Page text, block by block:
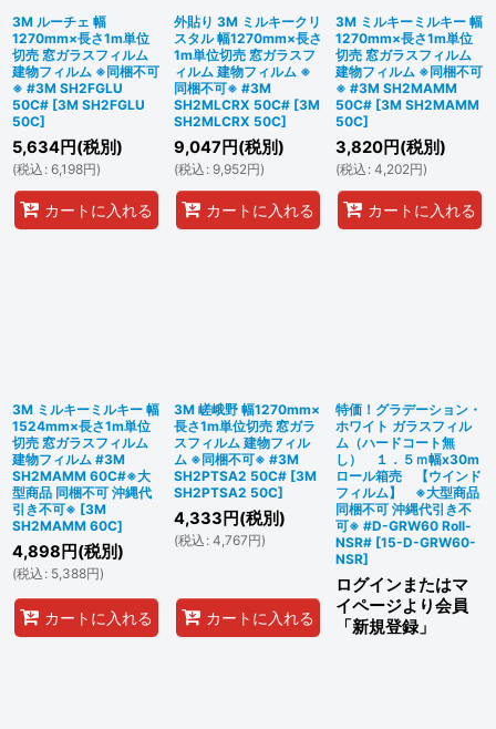
3M ルーチェ 幅
1270mm×長さ1m単位
切売 窓ガラスフィルム
建物フィルム ※同梱不可
※ #3M SH2FGLU
50C# [3M SH2FGLU
50C]
5,634円(税別)
(税込 : 6,198円)
カートに入れる
外貼り 3M ミルキークリ
スタル 幅1270mm×長さ
1m単位切売 窓ガラスフ
ィルム 建物フィルム ※
同梱不可※ #3M
SH2MLCRX 50C# [3M
SH2MLCRX 50C]
9,047 円(税別)
(税込 : 9,952円)
カートに入れる
3M ミルキーミルキー 幅
1270mm×長さ1m単位
切売 窓ガラスフィルム
建物フィルム ※同梱不可
※ #3M SH2MAMM
50C# [3M SH2MAMM
50C]
3,820円(税別)
(税込 : 4,202円)
カートに入れる
3M ミルキーミルキー 幅
1524mm×長さ1m単位
切売 窓ガラスフィルム
建物フィルム #3M
SH2MAMM 60C#※大
型商品 同梱不可 沖縄代
引き不可※ [3M
SH2MAMM 60C]
4,898 円(税別)
(税込 : 5,388円)
カートに入れる
3M 嵯峨野 幅1270mm×
長さ1m単位切売 窓ガラ
スフィルム 建物フィル
ム ※同梱不可※ #3M
SH2PTSA2 50C# [3M
SH2PTSA2 50C]
4,333 円(税別)
(税込 : 4,767円)
カートに入れる
特価！グラデーション・
ホワイト ガラスフィル
ム（ハードコート無
し） １．５ｍ幅x30m
ロール箱売 【ウインド
フィルム】 ※大型商品
同梱不可 沖縄代引き不
可※ #D-GRW60 Roll-
NSR# [15-D-GRW60-
NSR]
ログインまたはマ
イページより会員
「新規登録」